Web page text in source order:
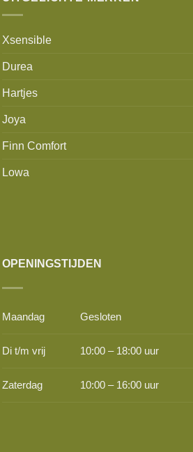
Xsensible
Durea
Hartjes
Joya
Finn Comfort
Lowa
OPENINGSTIJDEN
Maandag Gesloten
Di t/m vrij 10:00 – 18:00 uur
Zaterdag 10:00 – 16:00 uur